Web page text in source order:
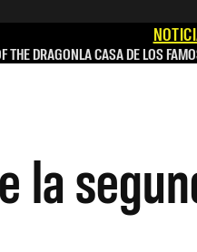
THE DRAGONLA CASA DE LOS
la